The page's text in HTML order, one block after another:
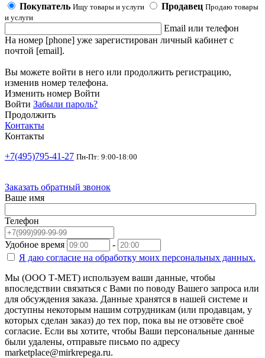
Покупатель Ищу товары и услуги Продавец Продаю товары
и услуги
Email или телефон
На номер [phone] уже зарегистирован личный кабинет с
почтой [email].
Вы можете войти в него или продолжить регистрацию,
изменив номер телефона.
Изменить номер Войти
Войти Забыли пароль?
Продолжить
Контакты
Контакты
+7(495)795-41-27 Пн-Пт: 9:00-18:00
Заказать обратный звонок
Ваше имя
Телефон
Удобное время
-
Я даю согласие на обработку моих персональных данных.
Мы (ООО Т-МЕТ) используем ваши данные, чтобы
впоследствии связаться с Вами по поводу Вашего запроса или
для обсуждения заказа. Данные хранятся в нашей системе и
доступны некоторым нашим сотрудникам (или продавцам, у
которых сделан заказ) до тех пор, пока вы не отзовёте своё
согласие. Если вы хотите, чтобы Ваши персональные данные
были удалены, отправьте письмо по адресу
marketplace@mirkrepega.ru.